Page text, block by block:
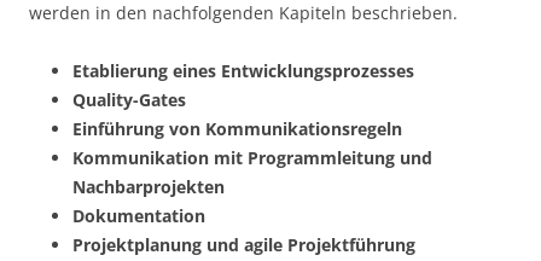
werden in den nachfolgenden Kapiteln beschrieben.
Etablierung eines Entwicklungsprozesses
Quality-Gates
Einführung von Kommunikationsregeln
Kommunikation mit Programmleitung und
Nachbarprojekten
Dokumentation
Projektplanung und agile Projektführung